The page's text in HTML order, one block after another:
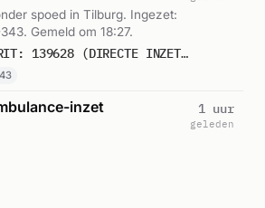
spoed in Tilburg. Ingezet:
Gemeld om 18:27.
A2 TILBURG RIT: 139628 (DIRECTE INZET: JA)
inzet 1 uur
geleden